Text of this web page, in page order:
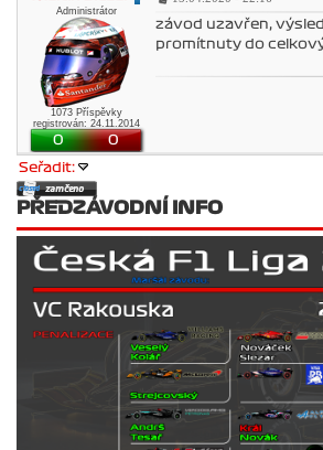
Administrátor
1073 Příspěvky
registrován: 24.11.2014
0 0
závod uzavřen,
promítnuty do
Seřadit:
PŘEDZÁVODNÍ INFO